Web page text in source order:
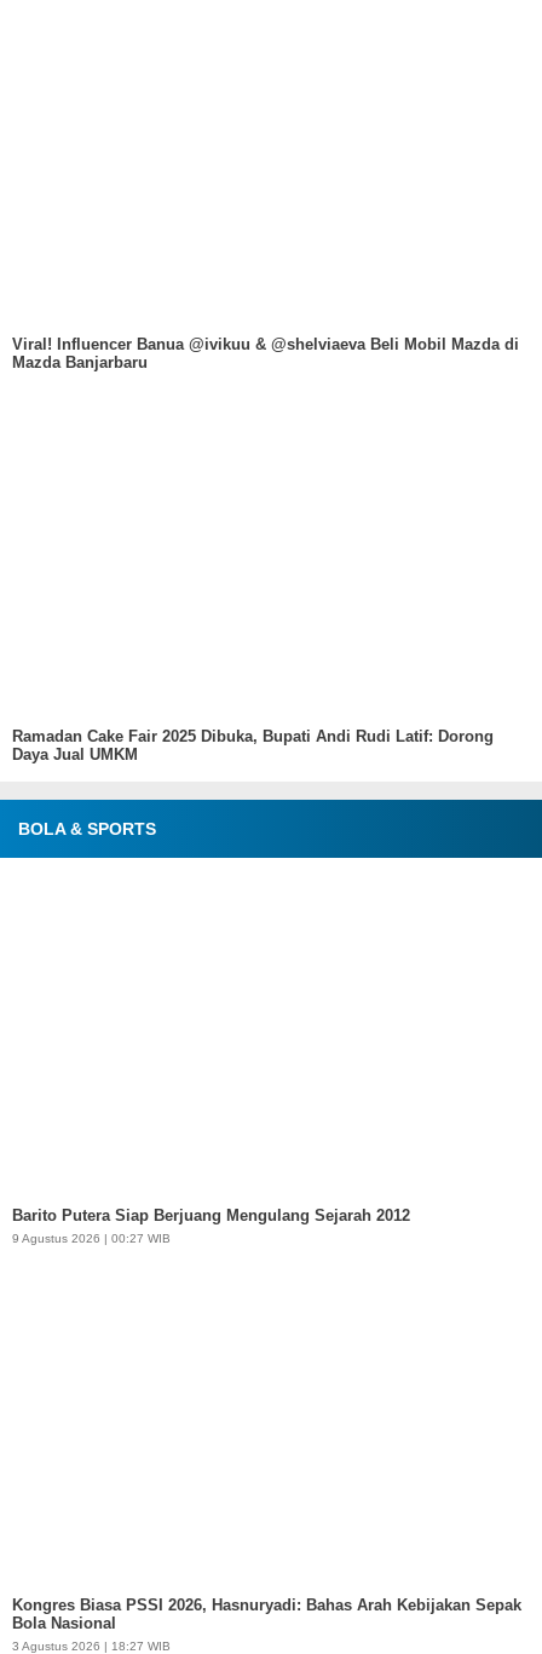
Viral! Influencer Banua @ivikuu & @shelviaeva Beli Mobil Mazda di
Mazda Banjarbaru
Ramadan Cake Fair 2025 Dibuka, Bupati Andi Rudi Latif: Dorong
Daya Jual UMKM
BOLA & SPORTS
Barito Putera Siap Berjuang Mengulang Sejarah 2012
9 Agustus 2026 | 00:27 WIB
Kongres Biasa PSSI 2026, Hasnuryadi: Bahas Arah Kebijakan Sepak
Bola Nasional
3 Agustus 2026 | 18:27 WIB